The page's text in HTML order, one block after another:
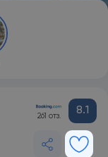
261 отз. 8.1